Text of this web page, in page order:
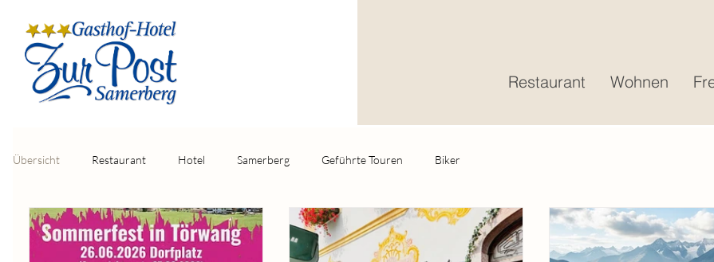
Restaurant Wohnen
Übersicht Restaurant Hotel Samerberg Geführte Touren Biker